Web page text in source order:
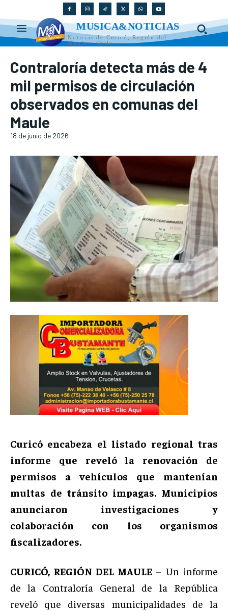
MUSICA&NOTICIAS
Noticias de Curicó, Región del
Maule y Chile
Contraloría detecta más de 4
mil permisos de circulación
observados en comunas del
Maule
18 de junio de 2026
Curicó encabeza el listado regional tras
informe que reveló la renovación de
permisos a vehículos que mantenían
multas de tránsito impagas. Municipios
anunciaron investigaciones y
colaboración con los organismos
fiscalizadores.
CURICÓ, REGIÓN DEL MAULE – Un informe
de la Contraloría General de la República
reveló que diversas municipalidades de la